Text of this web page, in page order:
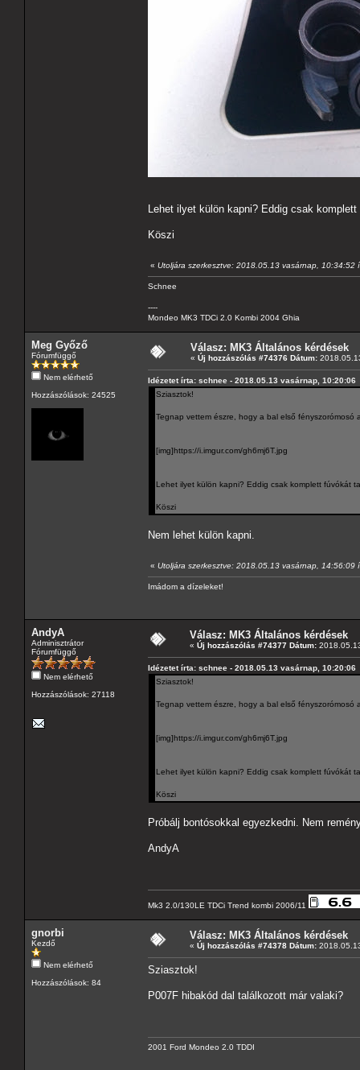
Lehet ilyet külön kapni? Eddig csak
Köszi
« Utoljára szerkesztve: 2018.05.13 vasárnap, 10:34:52
Schnee
----
Mondeo MK3 TDCi 2.0 Kombi 2004 Ghia
Meg Győző
Fórumfüggő
Nem elérhető
Hozzászólások: 24525
Válasz: MK3 Általános kérdések
« Új hozzászólás #74376 Dátum:
Idézetet írta: schnee - 2018.05.13 vasárnap, 10:20:06
Sziasztok!
Tegnap vettem észre, hogy a bal első
[img]https://i.imgur.com/gh6mj6T.jpg
Lehet ilyet külön kapni? Eddig csak komplett fúvókát
Köszi
Nem lehet külön kapni.
« Utoljára szerkesztve: 2018.05.13 vasárnap, 14:56:09
Imádom a dízeleket!
AndyA
Adminisztrátor
Fórumfüggő
Nem elérhető
Hozzászólások: 27118
Válasz: MK3 Általános kérdések
« Új hozzászólás #74377 Dátum:
Idézetet írta: schnee - 2018.05.13 vasárnap, 10:20:06
Sziasztok!
Tegnap vettem észre, hogy a bal első
[img]https://i.imgur.com/gh6mj6T.jpg
Lehet ilyet külön kapni? Eddig csak komplett fúvókát
Köszi
Próbálj bontósokkal egyezkedni. Nem
AndyA
Mk3 2.0/130LE TDCi Trend kombi 2006/11
gnorbi
Kezdő
Nem elérhető
Hozzászólások: 84
Válasz: MK3 Általános kérdések
« Új hozzászólás #74378 Dátum:
Sziasztok!
P007F hibakód dal találkozott már valaki?
2001 Ford Mondeo 2.0 TDDI